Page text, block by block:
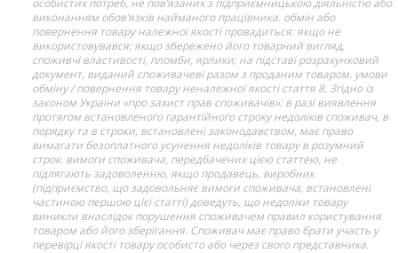
виконанням обов’язків найманого працівника. обмін або
повернення товару належної якості провадиться: якщо не
використовувався; якщо збережено його товарний вигляд,
споживчі властивості, пломби, ярлики; на підставі розрахунковий
документ, виданий споживачеві разом з проданим товаром. умови
обміну / повернення товару неналежної якості стаття 8. Згідно із
законом України «про захист прав споживачів»: в разі виявлення
протягом встановленого гарантійного строку недоліків споживач, в
порядку та в строки, встановлені законодавством, має право
вимагати безоплатного усунення недоліків товару в розумний
строк. вимоги споживача, передбачених цією статтею, не
підлягають задоволенню, якщо продавець, виробник
(підприємство, що задовольняє вимоги споживача, встановлені
частиною першою цієї статті) доведуть, що недоліки товару
виникли внаслідок порушення споживачем правил користування
товаром або його зберігання. Споживач має право брати участь у
перевірці якості товару особисто або через свого представника.